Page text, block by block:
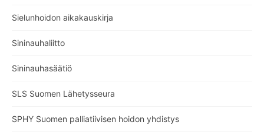
Sielunhoidon aikakauskirja
Sininauhaliitto
Sininauhasäätiö
SLS Suomen Lähetysseura
SPHY Suomen palliatiivisen hoidon yhdistys